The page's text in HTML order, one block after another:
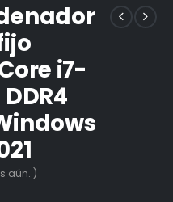
i7-
DDR4
aún. )